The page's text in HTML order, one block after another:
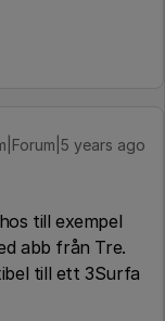
years ago
till exempel
abb från Tre.
till ett 3Surfa